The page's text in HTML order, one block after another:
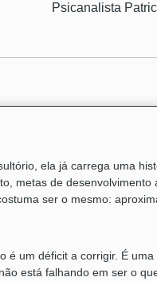
Psicanalista
ela já carrega uma
metas de
ser o mesmo:
é um déficit a corrigir. É
está falhando em ser o